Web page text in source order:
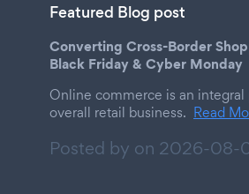
Featured Blog post
Converting Cross-Border
Black Friday & Cyber Monday
Online commerce is an integral
overall retail business. Read
Posted by on 2026-08-